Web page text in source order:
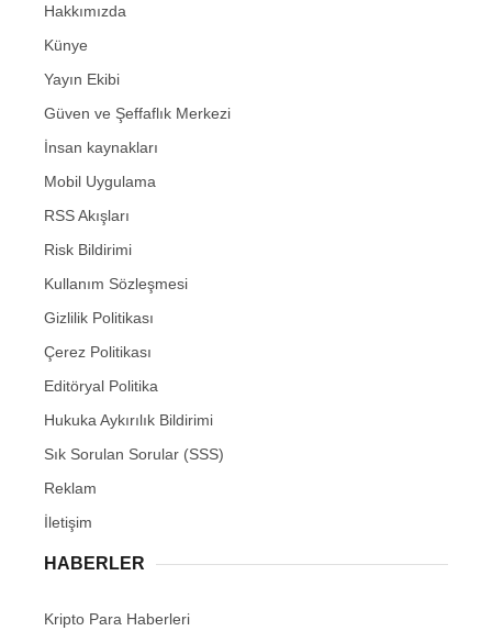
Hakkımızda
Künye
Yayın Ekibi
Güven ve Şeffaflık Merkezi
İnsan kaynakları
Mobil Uygulama
RSS Akışları
Risk Bildirimi
Kullanım Sözleşmesi
Gizlilik Politikası
Çerez Politikası
Editöryal Politika
Hukuka Aykırılık Bildirimi
Sık Sorulan Sorular (SSS)
Reklam
İletişim
HABERLER
Kripto Para Haberleri